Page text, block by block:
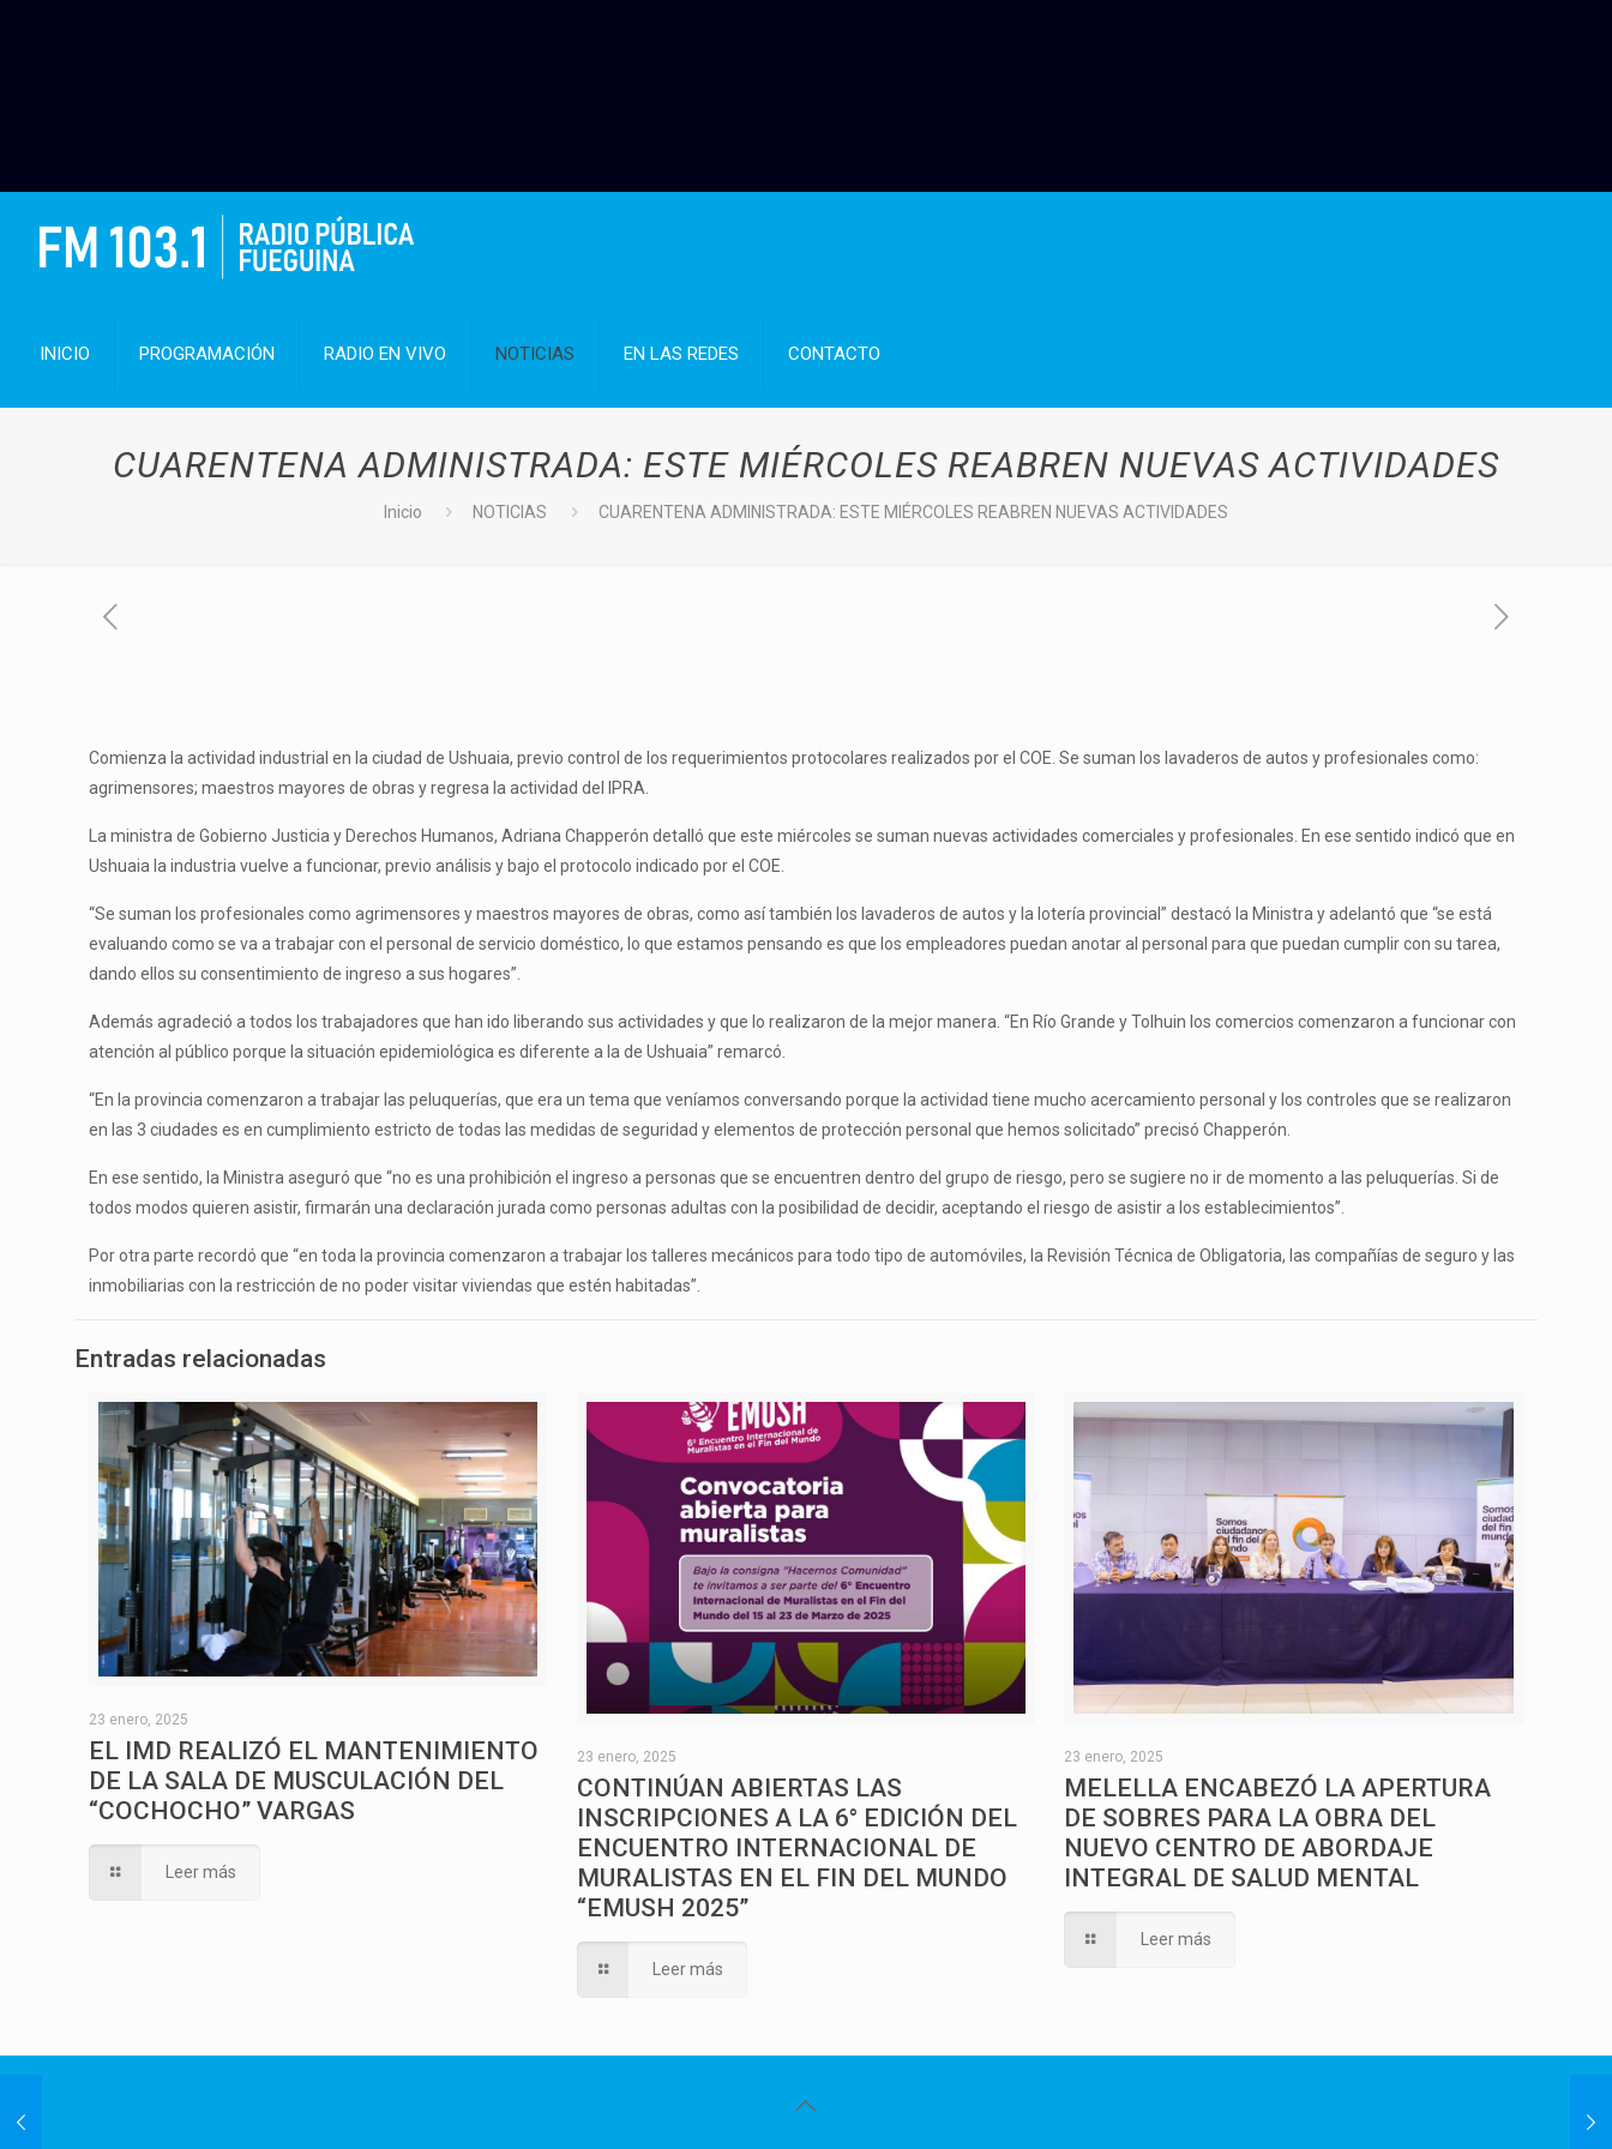
INICIO PROGRAMACIÓN RADIO EN VIVO NOTICIAS EN LAS REDES CONTACTO
CUARENTENA ADMINISTRADA: ESTE MIÉRCOLES REABREN NUEVAS ACTIVIDADES
Inicio NOTICIAS CUARENTENA ADMINISTRADA: ESTE MIÉRCOLES REABREN NUEVAS ACTIVIDADES
Comienza la actividad industrial en la ciudad de Ushuaia, previo control de los requerimientos protocolares realizados por el COE. Se suman los lavaderos de autos y profesionales como:
agrimensores; maestros mayores de obras y regresa la actividad del IPRA.
La ministra de Gobierno Justicia y Derechos Humanos, Adriana Chapperón detalló que este miércoles se suman nuevas actividades comerciales y profesionales. En ese sentido indicó que en
Ushuaia la industria vuelve a funcionar, previo análisis y bajo el protocolo indicado por el COE.
“Se suman los profesionales como agrimensores y maestros mayores de obras, como así también los lavaderos de autos y la lotería provincial” destacó la Ministra y adelantó que “se está
evaluando como se va a trabajar con el personal de servicio doméstico, lo que estamos pensando es que los empleadores puedan anotar al personal para que puedan cumplir con su tarea,
dando ellos su consentimiento de ingreso a sus hogares”.
Además agradeció a todos los trabajadores que han ido liberando sus actividades y que lo realizaron de la mejor manera. “En Río Grande y Tolhuin los comercios comenzaron a funcionar con
atención al público porque la situación epidemiológica es diferente a la de Ushuaia” remarcó.
“En la provincia comenzaron a trabajar las peluquerías, que era un tema que veníamos conversando porque la actividad tiene mucho acercamiento personal y los controles que se realizaron
en las 3 ciudades es en cumplimiento estricto de todas las medidas de seguridad y elementos de protección personal que hemos solicitado” precisó Chapperón.
En ese sentido, la Ministra aseguró que “no es una prohibición el ingreso a personas que se encuentren dentro del grupo de riesgo, pero se sugiere no ir de momento a las peluquerías. Si de
todos modos quieren asistir, firmarán una declaración jurada como personas adultas con la posibilidad de decidir, aceptando el riesgo de asistir a los establecimientos”.
Por otra parte recordó que “en toda la provincia comenzaron a trabajar los talleres mecánicos para todo tipo de automóviles, la Revisión Técnica de Obligatoria, las compañías de seguro y las
inmobiliarias con la restricción de no poder visitar viviendas que estén habitadas”.
Entradas relacionadas
23 enero, 2025
EL IMD REALIZÓ EL MANTENIMIENTO
DE LA SALA DE MUSCULACIÓN DEL
“COCHOCHO” VARGAS
Leer más
23 enero, 2025
CONTINÚAN ABIERTAS LAS
INSCRIPCIONES A LA 6° EDICIÓN DEL
ENCUENTRO INTERNACIONAL DE
MURALISTAS EN EL FIN DEL MUNDO
“EMUSH 2025”
Leer más
23 enero, 2025
MELELLA ENCABEZÓ LA APERTURA
DE SOBRES PARA LA OBRA DEL
NUEVO CENTRO DE ABORDAJE
INTEGRAL DE SALUD MENTAL
Leer más